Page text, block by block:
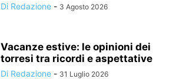
Di Redazione - 3 Agosto 2026
Vacanze estive: le opinioni dei
torresi tra ricordi e aspettative
Di Redazione - 31 Luglio 2026